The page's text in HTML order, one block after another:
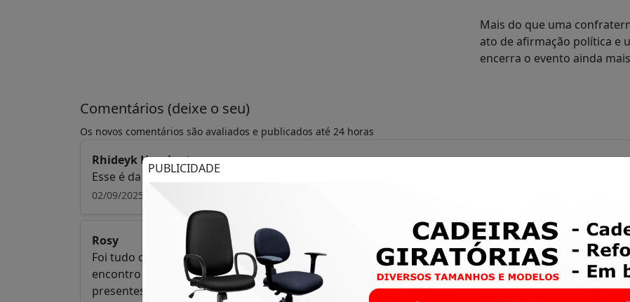
PUBLICIDADE
Mais do que uma
ato de afirmação política e
encerra o evento ainda
Comentários (deixe o seu)
Os novos comentários são avaliados e publicados até 24 horas
Rhideyk Humberto
Esse é da cidade e merece nosso voto e respeito!
02/09/2025 06:32
Rosy
Foi tudo como Deus quis.... muitos com clima de celebração e pessoas que torcem por ele. Foi mais
encontro de gente do bem e de agradecimento ao Radar por tudo que ele tem feito por sua cidade.
presentes.